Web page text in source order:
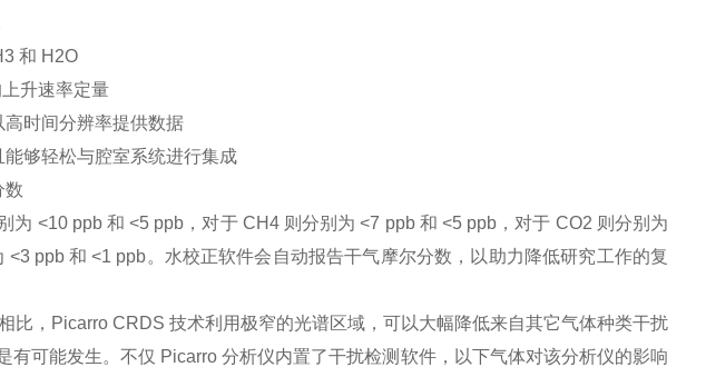
3 和 H 2O
升速率定量
时间分辨率提供数据
够轻松与腔室系统进行集成
数
为 <10 ppb 和 <5 ppb，对于 CH4则分别为 <7 ppb 和 <5 ppb，对于 CO2 则分别为
<3 ppb 和 <1 ppb。水校正软件会自动报告干气摩尔分数，以助力降低研究工作的复
比， Picarro CRDS 技术利用极窄的光谱区域，可以大幅降低来自其它气体种类干扰
有可能发生。不仅 Picarro 分析仪内置了干扰检测软件，以下气体对该分析仪的影响